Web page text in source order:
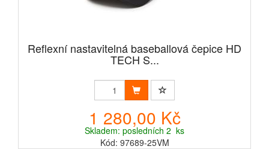
Reflexní nastavitelná baseballová čepice HD
TECH S...
1 280,00 Kč
Skladem: posledních 2 ks
Kód: 97689-25VM